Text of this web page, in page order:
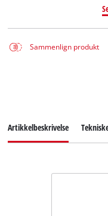
Sammenlign produkt
Artikkelbeskrivelse